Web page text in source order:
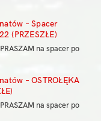
– Spacer
(PRZESZŁE)
na spacer po
– OSTROŁĘKA
na spacer po